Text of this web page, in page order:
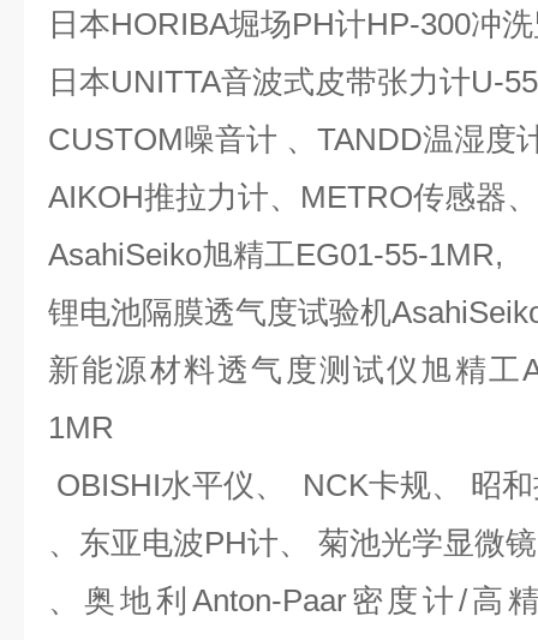
日本HORIBA堀场PH计HP-300冲
日本UNITTA音波式皮带张力计U-
CUSTOM噪音计 、TANDD温湿度
AIKOH推拉力计、METRO传感器
AsahiSeiko旭精工EG01-55-1MR,
锂电池隔膜透气度试验机
新能源材料透气度测试仪旭精工
1MR
OBISHI水平仪、 NCK卡规、 昭
、东亚电波PH计、 菊池光学显微
、奥地利Anton-Paar密度计/高